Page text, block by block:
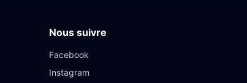
Nous suivre
Facebook
Instagram